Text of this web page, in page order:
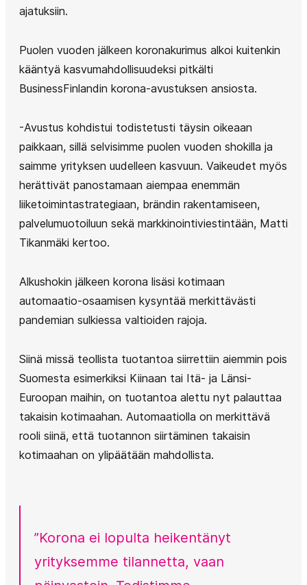
ajatuksiin.
Puolen vuoden jälkeen koronakurimus alkoi kuitenkin
kääntyä kasvumahdollisuudeksi pitkälti
BusinessFinlandin korona-avustuksen ansiosta.
-Avustus kohdistui todistetusti täysin oikeaan
paikkaan, sillä selvisimme puolen vuoden shokilla ja
saimme yrityksen uudelleen kasvuun. Vaikeudet myös
herättivät panostamaan aiempaa enemmän
liiketoimintastrategiaan, brändin rakentamiseen,
palvelumuotoiluun sekä markkinointiviestintään, Matti
Tikanmäki kertoo.
Alkushokin jälkeen korona lisäsi kotimaan
automaatio-osaamisen kysyntää merkittävästi
pandemian sulkiessa valtioiden rajoja.
Siinä missä teollista tuotantoa siirrettiin aiemmin pois
Suomesta esimerkiksi Kiinaan tai Itä- ja Länsi-
Euroopan maihin, on tuotantoa alettu nyt palauttaa
takaisin kotimaahan. Automaatiolla on merkittävä
rooli siinä, että tuotannon siirtäminen takaisin
kotimaahan on ylipäätään mahdollista.
”Korona ei lopulta heikentänyt
yrityksemme tilannetta, vaan